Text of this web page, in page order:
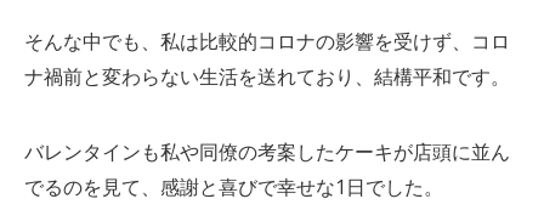
そんな中でも、私は比較的コロナの影響を受けず、コロ
ナ禍前と変わらない生活を送れており、結構平和です。
バレンタインも私や同僚の考案したケーキが店頭に並ん
でるのを見て、感謝と喜びで幸せな1日でした。